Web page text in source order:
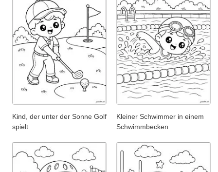
Kind, der unter der Sonne Golf
spielt
Kleiner Schwimmer in einem
Schwimmbecken